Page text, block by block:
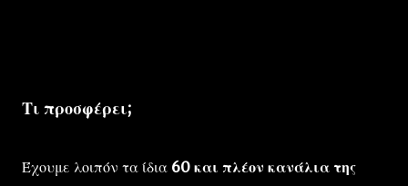
Τι προσφέρει;
Έχουμε λοιπόν τα ίδια 60 και πλέον κανάλια της